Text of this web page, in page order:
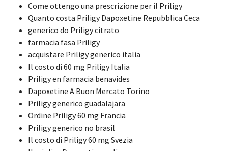
Come ottengo una prescrizione per il Priligy
Quanto costa Priligy Dapoxetine Repubblica Ceca
generico do Priligy citrato
farmacia fasa Priligy
acquistare Priligy generico italia
Il costo di 60 mg Priligy Italia
Priligy en farmacia benavides
Dapoxetine A Buon Mercato Torino
Priligy generico guadalajara
Ordine Priligy 60 mg Francia
Priligy generico no brasil
Il costo di Priligy 60 mg Svezia